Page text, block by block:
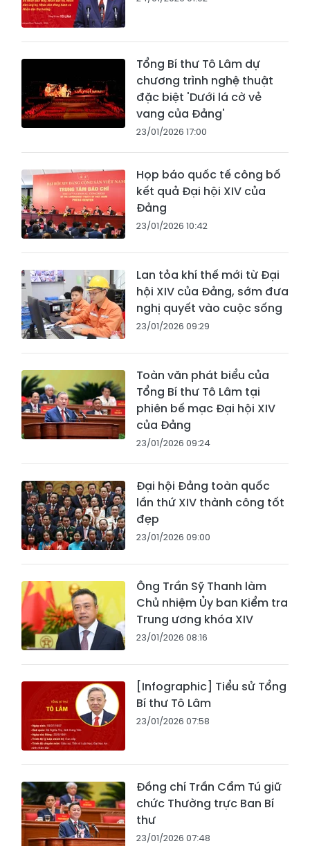
Tổng Bí thư Tô Lâm dự
chương trình nghệ thuật
đặc biệt 'Dưới lá cờ vẻ
vang của Đảng'
23/01/2026 17:00
Họp báo quốc tế công bố
kết quả Đại hội XIV của
Đảng
23/01/2026 10:42
Lan tỏa khí thế mới từ Đại
hội XIV của Đảng, sớm đưa
nghị quyết vào cuộc sống
23/01/2026 09:29
Toàn văn phát biểu của
Tổng Bí thư Tô Lâm tại
phiên bế mạc Đại hội XIV
của Đảng
23/01/2026 09:24
Đại hội Đảng toàn quốc
lần thứ XIV thành công tốt
đẹp
23/01/2026 09:00
Ông Trần Sỹ Thanh làm
Chủ nhiệm Ủy ban Kiểm tra
Trung ương khóa XIV
23/01/2026 08:16
[Infographic] Tiểu sử Tổng
Bí thư Tô Lâm
23/01/2026 07:58
Đồng chí Trần Cẩm Tú giữ
chức Thường trực Ban Bí
thư
23/01/2026 07:48